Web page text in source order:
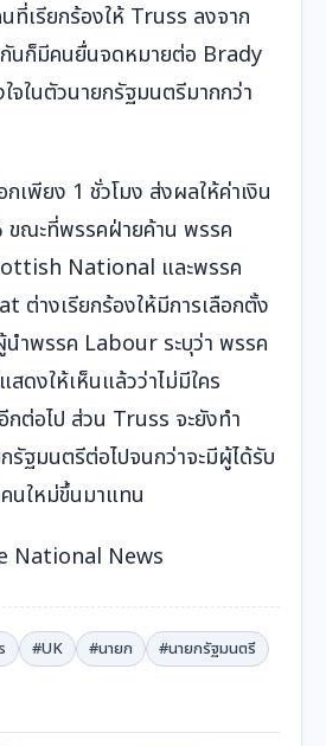
ที่เรียกร้องให้ Truss ลงจาก
นก็มีคนยื่นจดหมายต่อ Brady
จในตัวนายกรัฐมนตรีมากกว่า
เพียง 1 ชั่วโมง ส่งผลให้ค่าเงิน
ขณะที่พรรคฝ่ายค้าน พรรค
National และพรรค
ต่างเรียกร้องให้มีการเลือกตั้ง
นำพรรค Labour ระบุว่า พรรค
ดงให้เห็นแล้วว่าไม่มีใคร
กต่อไป ส่วน Truss จะยังทำ
รัฐมนตรีต่อไปจนกว่าจะมีผู้ได้รับ
นใหม่ขึ้นมาแทน
National News
#UK #นายก
#นายกรัฐมนตรี